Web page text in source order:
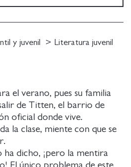
el verano, pues su familia
de Titten, el barrio de
oficial donde vive.
la clase, miente con que se
dicho, ¡pero la mentira
El único problema de este
y juvenil Literatura juvenil